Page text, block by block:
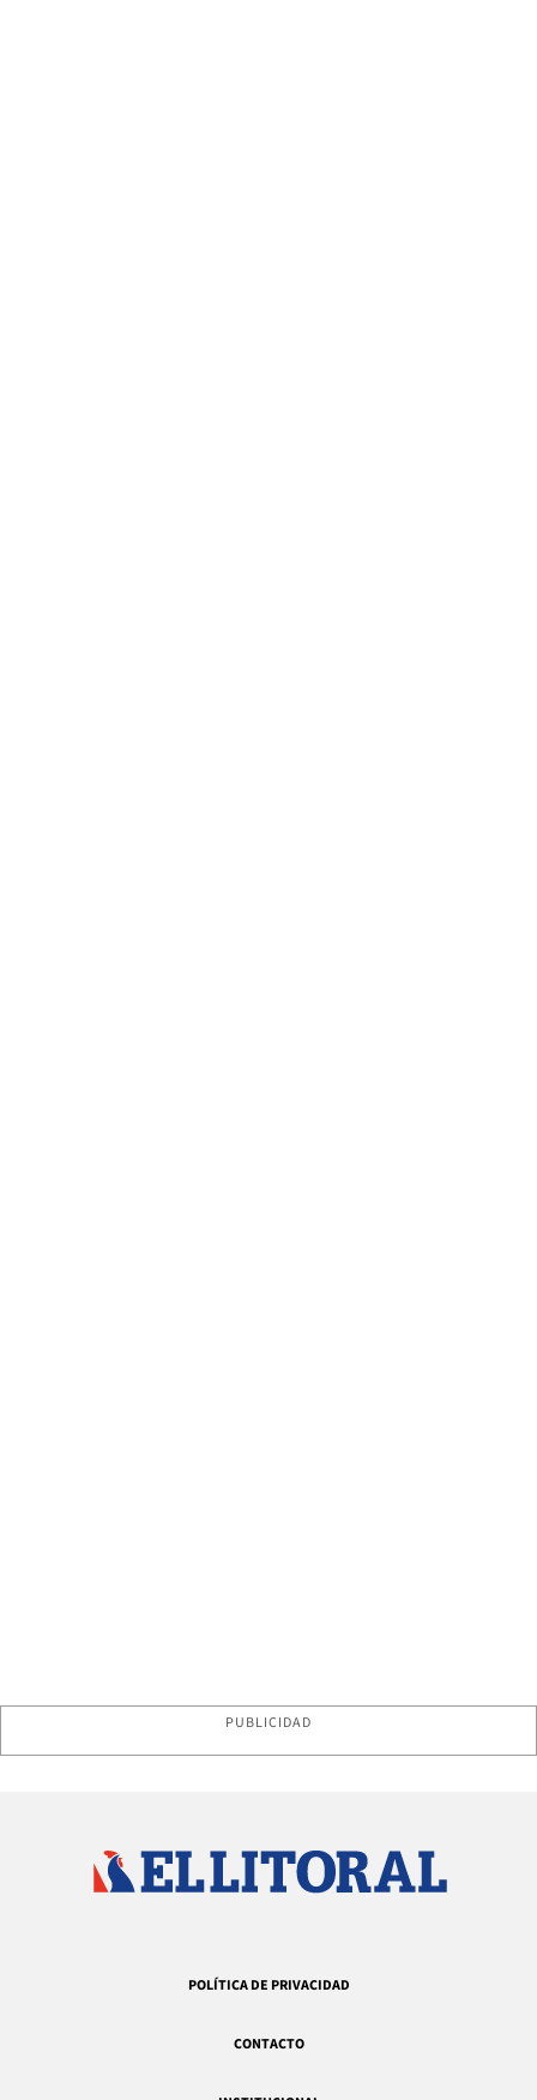
PUBLICIDAD
POLÍTICA DE PRIVACIDAD
CONTACTO